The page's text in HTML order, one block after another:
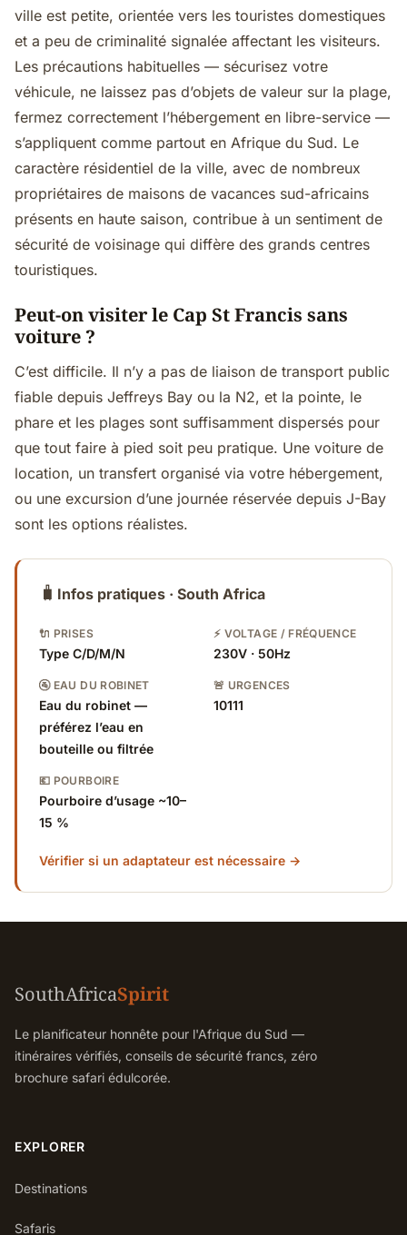
ville est petite, orientée vers les touristes domestiques
et a peu de criminalité signalée affectant les visiteurs.
Les précautions habituelles — sécurisez votre
véhicule, ne laissez pas d’objets de valeur sur la plage,
fermez correctement l’hébergement en libre-service —
s’appliquent comme partout en Afrique du Sud. Le
caractère résidentiel de la ville, avec de nombreux
propriétaires de maisons de vacances sud-africains
présents en haute saison, contribue à un sentiment de
sécurité de voisinage qui diffère des grands centres
touristiques.
Peut-on visiter le Cap St Francis sans
voiture ?
C’est difficile. Il n’y a pas de liaison de transport public
fiable depuis Jeffreys Bay ou la N2, et la pointe, le
phare et les plages sont suffisamment dispersés pour
que tout faire à pied soit peu pratique. Une voiture de
location, un transfert organisé via votre hébergement,
ou une excursion d’une journée réservée depuis J-Bay
sont les options réalistes.
🧳 Infos pratiques · South Africa
🔌 PRISES
Type C/D/M/N
⚡ VOLTAGE / FRÉQUENCE
230V · 50Hz
🚰 EAU DU ROBINET
Eau du robinet —
préférez l’eau en
bouteille ou filtrée
🚨 URGENCES
10111
💶 POURBOIRE
Pourboire d’usage ~10–
15 %
Vérifier si un adaptateur est nécessaire →
SouthAfricaSpirit
Le planificateur honnête pour l'Afrique du Sud —
itinéraires vérifiés, conseils de sécurité francs, zéro
brochure safari édulcorée.
EXPLORER
Destinations
Safaris